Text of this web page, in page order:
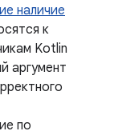
наличие
к
Kotlin
аргумент
по